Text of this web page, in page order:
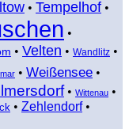
• Tempelhof •
•
• Velten • Wandlitz •
• Weißensee •
• Wittenau •
• Zehlendorf•